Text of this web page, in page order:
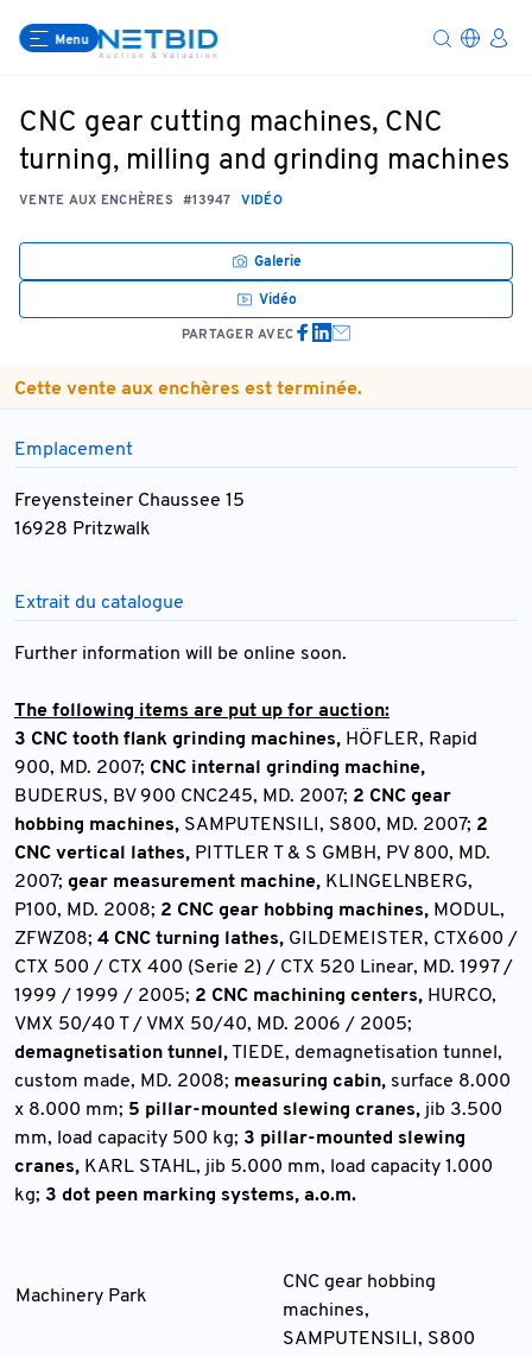
Menu
CNC gear cutting machines, CNC
turning, milling and grinding machines
VENTE AUX ENCHÈRES #13947 VIDÉO
Galerie
Vidéo
PARTAGER AVEC
Cette vente aux enchères est terminée.
Emplacement
Freyensteiner Chaussee 15
16928 Pritzwalk
Extrait du catalogue
Further information will be online soon.
The following items are put up for auction:
3 CNC tooth flank grinding machines, HÖFLER, Rapid
900, MD. 2007; CNC internal grinding machine,
BUDERUS, BV 900 CNC245, MD. 2007; 2 CNC gear
hobbing machines, SAMPUTENSILI, S800, MD. 2007; 2
CNC vertical lathes, PITTLER T & S GMBH, PV 800, MD.
2007; gear measurement machine, KLINGELNBERG,
P100, MD. 2008; 2 CNC gear hobbing machines, MODUL,
ZFWZ08; 4 CNC turning lathes, GILDEMEISTER, CTX600 /
CTX 500 / CTX 400 (Serie 2) / CTX 520 Linear, MD. 1997 /
1999 / 1999 / 2005; 2 CNC machining centers, HURCO,
VMX 50/40 T / VMX 50/40, MD. 2006 / 2005;
demagnetisation tunnel,TIEDE, demagnetisation tunnel,
custom made, MD. 2008; measuring cabin, surface 8.000
x 8.000 mm; 5 pillar-mounted slewing cranes, jib 3.500
mm, load capacity 500 kg; 3 pillar-mounted slewing
cranes, KARL STAHL, jib 5.000 mm, load capacity 1.000
kg; 3 dot peen marking systems, a.o.m.
Machinery Park
CNC gear hobbing
machines,
SAMPUTENSILI, S800